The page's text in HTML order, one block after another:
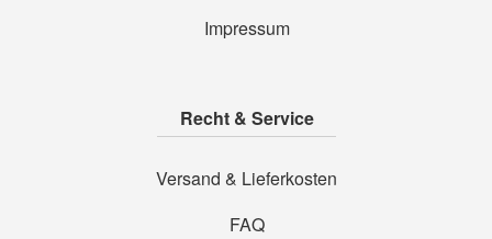
Impressum
Recht & Service
Versand & Lieferkosten
FAQ